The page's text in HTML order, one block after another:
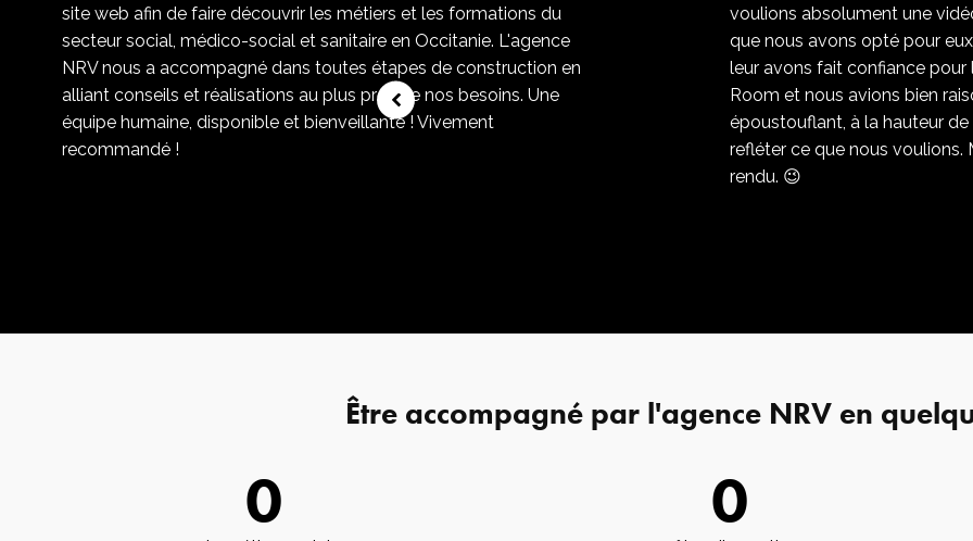
site web afin de faire découvrir les métiers et les formations du
secteur social, médico-social et sanitaire en Occitanie. L'agence
NRV nous a accompagné dans toutes étapes de construction en
alliant conseils et réalisations au plus près de nos besoins. Une
équipe humaine, disponible et bienveillante ! Vivement
recommandé !
voulions absolument une
que nous avons opté pour
leur avons fait confiance
Room et nous avions bien
époustouflant, à la hauteur
refléter ce que nous voulions.
rendu. 😉
Être accompagné par l'agence NRV en
0 0